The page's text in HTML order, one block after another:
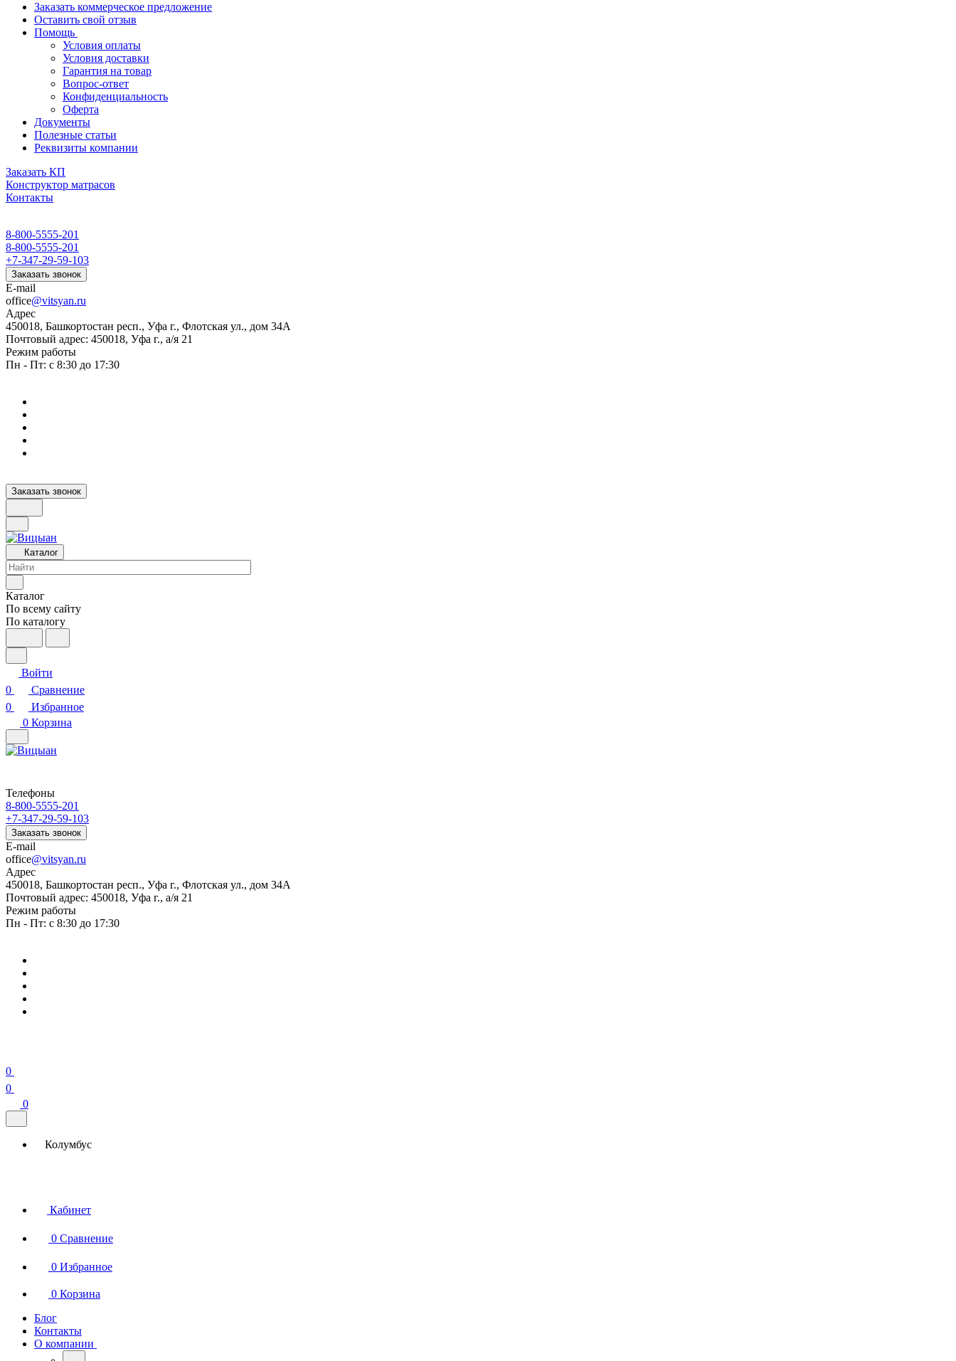
Заказать коммерческое предложение
Оставить свой отзыв
Помощь
Условия оплаты
Условия доставки
Гарантия на товар
Вопрос-ответ
Конфиденциальность
Оферта
Документы
Полезные статьи
Реквизиты компании
Заказать КП
Конструктор матрасов
Контакты
8-800-5555-201
8-800-5555-201
+7-347-29-59-103
Заказать звонок
E-mail
office@vitsyan.ru
Адрес
450018, Башкортостан респ., Уфа г., Флотская ул., дом 34А
Почтовый адрес: 450018, Уфа г., а/я 21
Режим работы
Пн - Пт: с 8:30 до 17:30
Заказать звонок
Каталог
Каталог
По всему сайту
По каталогу
Войти
0
Сравнение
0
Избранное
0 Корзина
Телефоны
8-800-5555-201
+7-347-29-59-103
Заказать звонок
E-mail
office@vitsyan.ru
Адрес
450018, Башкортостан респ., Уфа г., Флотская ул., дом 34А
Почтовый адрес: 450018, Уфа г., а/я 21
Режим работы
Пн - Пт: с 8:30 до 17:30
0
0
0
Колумбус
Кабинет
0 Сравнение
0 Избранное
0 Корзина
Блог
Контакты
О компании